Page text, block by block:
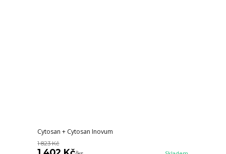
Cytosan + Cytosan Inovum
1 823 Kč